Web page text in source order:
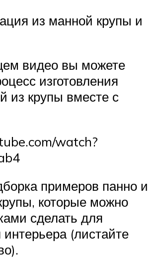
из манной крупы и
видео вы можете
изготовления
из крупы вместе с
watch?
примеров панно и
которые можно
сделать для
(листайте